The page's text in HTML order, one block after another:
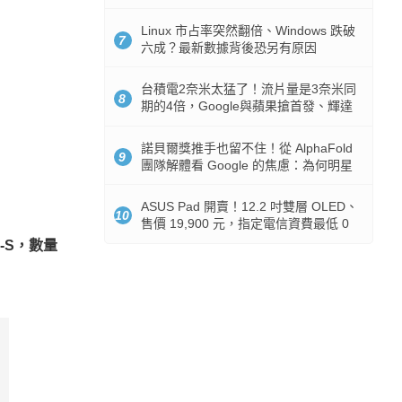
S，數量
7
Linux 市占率突然翻倍、Windows 跌破
六成？最新數據背後恐另有原因
8
台積電2奈米太猛了！流片量是3奈米同
期的4倍，Google與蘋果搶首發、輝達
9
諾貝爾獎推手也留不住！從 AlphaFold
團隊解體看 Google 的焦慮：為何明星
10
ASUS Pad 開賣！12.2 吋雙層 OLED、
售價 19,900 元，指定電信資費最低 0